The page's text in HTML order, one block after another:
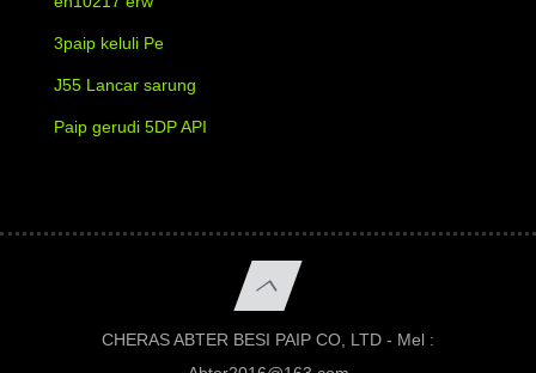
3paip keluli Pe
J55 Lancar sarung
Paip gerudi 5DP API
CHERAS ABTER BESI PAIP CO, LTD - Mel :